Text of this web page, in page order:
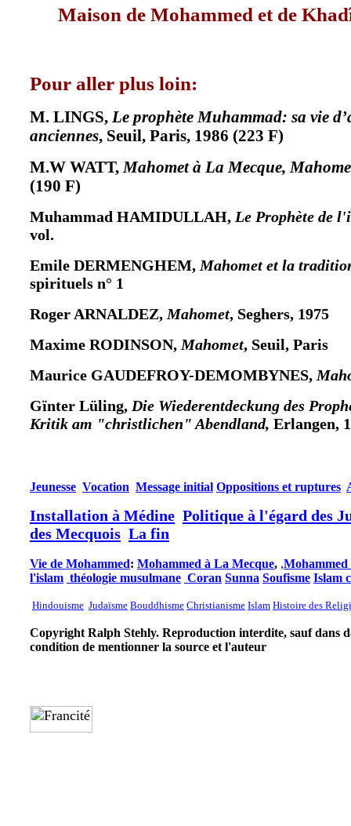
Maison de Mohammed et de
Pour aller plus loin:
M. LINGS, Le prophète Muhammad: sa vie
anciennes, Seuil, Paris, 1986 (223 F)
M.W WATT, Mahomet à La Mecque,
(190 F)
Muhammad HAMIDULLAH, Le Prophète de
vol.
Emile DERMENGHEM, Mahomet et la
spirituels n° 1
Roger ARNALDEZ, Mahomet, Seghers, 1975
Maxime RODINSON, Mahomet, Seuil, Paris
Maurice GAUDEFROY-DEMOMBYNES,
Gïnter Lüling, Die Wiederentdeckung des
Kritik am "christlichen" Abendland, Erlangen,
Jeunesse Vocation Message initial Oppositions et ruptures
Installation à Médine Politique à l'égard des
des Mecquois La fin
Vie de Mohammed: Mohammed à La Mecque, ,Mohammed
l'islam théologie musulmane Coran Sunna Soufisme Islam
Hindouisme Judaïsme Bouddhisme Christianisme Islam Histoire des
Copyright Ralph Stehly. Reproduction interdite, sauf dans
condition de mentionner la source et l'auteur